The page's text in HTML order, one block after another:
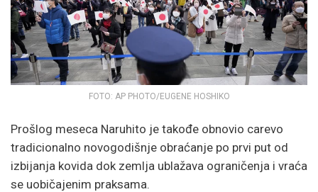
FOTO: AP PHOTO/EUGENE HOSHIKO
Prošlog meseca Naruhito je takođe obnovio carevo
tradicionalno novogodišnje obraćanje po prvi put od
izbijanja kovida dok zemlja ublažava ograničenja i vraća
se uobičajenim praksama.